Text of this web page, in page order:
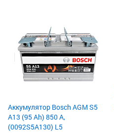
Аккумулятор Bosch AGM S5
А13 (95 Ah) 850 А,
(0092S5A130) L5